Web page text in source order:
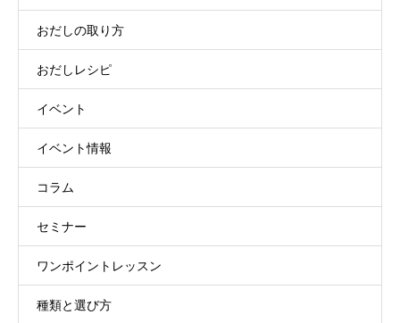
おだしの取り方
おだしレシピ
イベント
イベント情報
コラム
セミナー
ワンポイントレッスン
種類と選び方